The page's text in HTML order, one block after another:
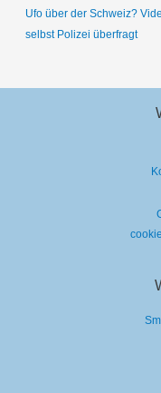
Ufo über der Schweiz?
selbst Polizei überfragt